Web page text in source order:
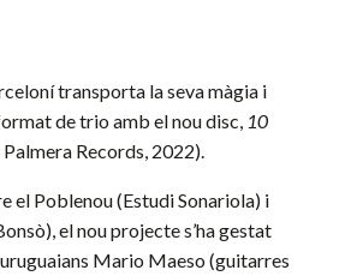
transporta la seva màgia i
de trio amb el nou disc, 10
Palmera Records, 2022).
el Poblenou (Estudi Sonariola) i
el nou projecte s’ha gestat
Mario Maeso (guitarres